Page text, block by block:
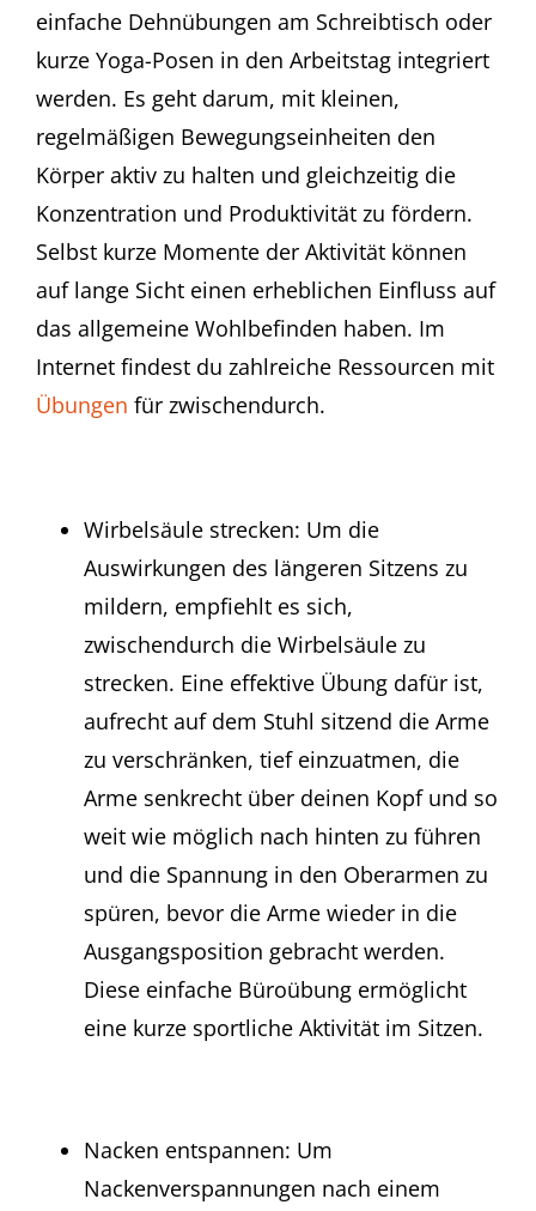
einfache Dehnübungen am Schreibtisch oder
kurze Yoga-Posen in den Arbeitstag integriert
werden. Es geht darum, mit kleinen,
regelmäßigen Bewegungseinheiten den
Körper aktiv zu halten und gleichzeitig die
Konzentration und Produktivität zu fördern.
Selbst kurze Momente der Aktivität können
auf lange Sicht einen erheblichen Einfluss auf
das allgemeine Wohlbefinden haben. Im
Internet findest du zahlreiche Ressourcen mit
Übungen für zwischendurch.
Wirbelsäule strecken: Um die
Auswirkungen des längeren Sitzens zu
mildern, empfiehlt es sich,
zwischendurch die Wirbelsäule zu
strecken. Eine effektive Übung dafür ist,
aufrecht auf dem Stuhl sitzend die Arme
zu verschränken, tief einzuatmen, die
Arme senkrecht über deinen Kopf und so
weit wie möglich nach hinten zu führen
und die Spannung in den Oberarmen zu
spüren, bevor die Arme wieder in die
Ausgangsposition gebracht werden.
Diese einfache Büroübung ermöglicht
eine kurze sportliche Aktivität im Sitzen.
Nacken entspannen: Um
Nackenverspannungen nach einem